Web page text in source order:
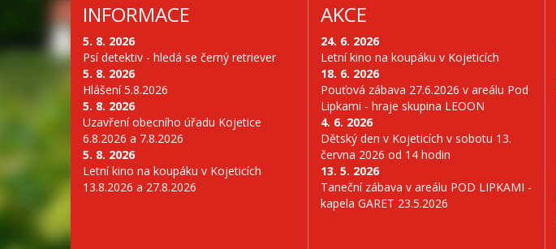
INFORMACE
5. 8. 2026
Psí detektiv - hledá se černý retriever
5. 8. 2026
Hlášení 5.8.2026
5. 8. 2026
Uzavření obecního úřadu Kojetice
6.8.2026 a 7.8.2026
5. 8. 2026
Letní kino na koupáku v Kojeticích
13.8.2026 a 27.8.2026
AKCE
24. 6. 2026
Letní kino na koupáku v Kojeticích
18. 6. 2026
Pouťová zábava 27.6.2026 v areálu Pod
Lipkami - hraje skupina LEOON
4. 6. 2026
Dětský den v Kojeticích v sobotu 13.
června 2026 od 14 hodin
13. 5. 2026
Taneční zábava v areálu POD LIPKAMI -
kapela GARET 23.5.2026